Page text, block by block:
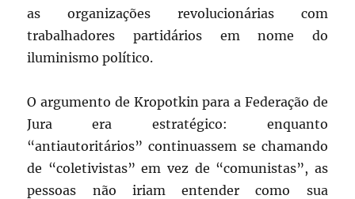
as organizações revolucionárias com
trabalhadores partidários em nome do
iluminismo político.
O argumento de Kropotkin para a Federação de
Jura era estratégico: enquanto
“antiautoritários” continuassem se chamando
de “coletivistas” em vez de “comunistas”, as
pessoas não iriam entender como sua